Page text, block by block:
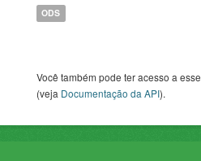
ODS
Você também pode ter acesso a
(veja Documentação da API).